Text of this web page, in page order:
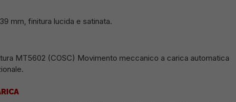
mm, finitura lucida e satinata.
MT5602 (COSC) Movimento meccanico a carica automatica